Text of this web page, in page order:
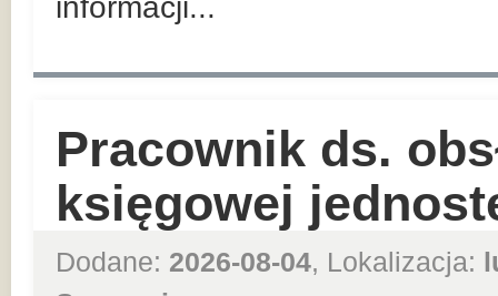
informacji...
Pracownik ds.
księgowej
Dodane: 2026-08-04, Lokalizacja: